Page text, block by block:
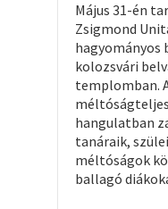
Május 31-én
Zsigmond
hagyományos
kolozsvári
templomban.
hangulatban
tanáraik,
méltóságok
ballagó